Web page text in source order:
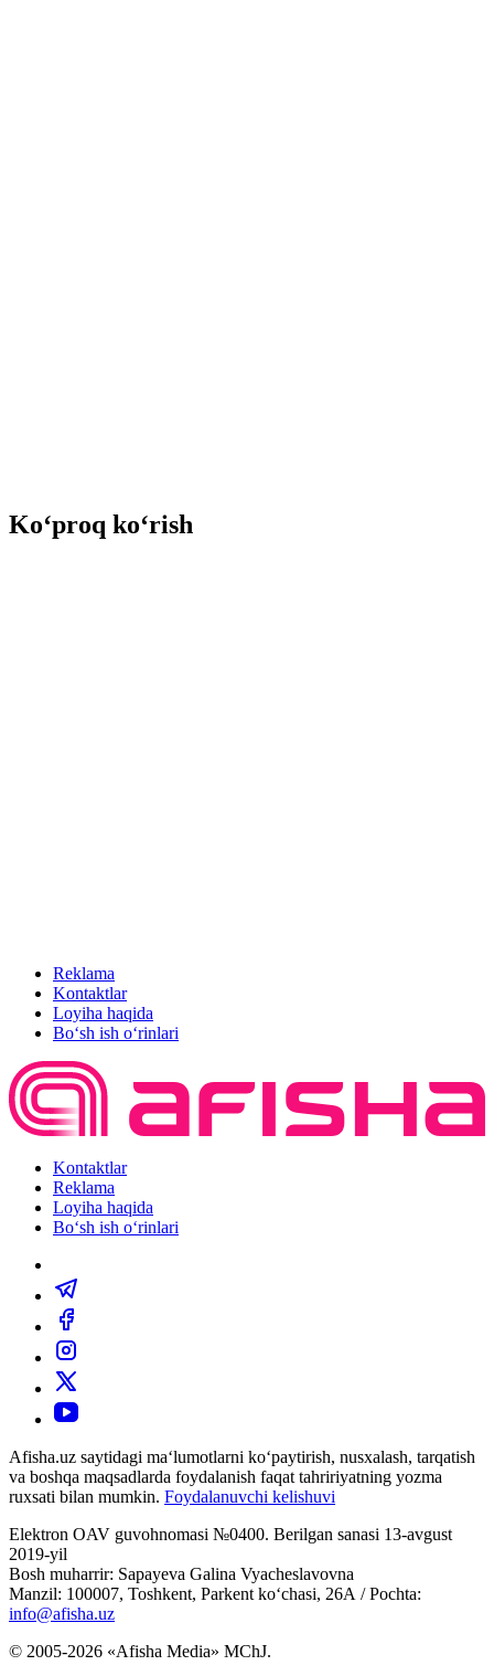
Ko‘proq ko‘rish
Reklama
Kontaktlar
Loyiha haqida
Bo‘sh ish o‘rinlari
Kontaktlar
Reklama
Loyiha haqida
Bo‘sh ish o‘rinlari
Afisha.uz saytidagi ma‘lumotlarni ko‘paytirish, nusxalash, tarqatish
va boshqa maqsadlarda foydalanish faqat tahririyatning yozma
ruxsati bilan mumkin. Foydalanuvchi kelishuvi
Elektron OAV guvohnomasi №0400. Berilgan sanasi 13-avgust
2019-yil
Bosh muharrir: Sapayeva Galina Vyacheslavovna
Manzil: 100007, Toshkent, Parkent ko‘chasi, 26А / Pochta:
info@afisha.uz
© 2005-2026 «Afisha Media» MChJ.